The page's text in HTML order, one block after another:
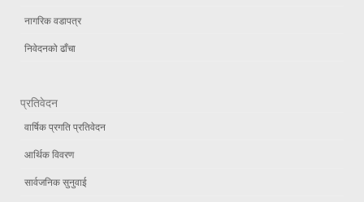
नागरिक वडापत्र
निवेदनको ढाँचा
प्रतिवेदन
वार्षिक प्रगति प्रतिवेदन
आर्थिक विवरण
सार्वजनिक सुनुवाई